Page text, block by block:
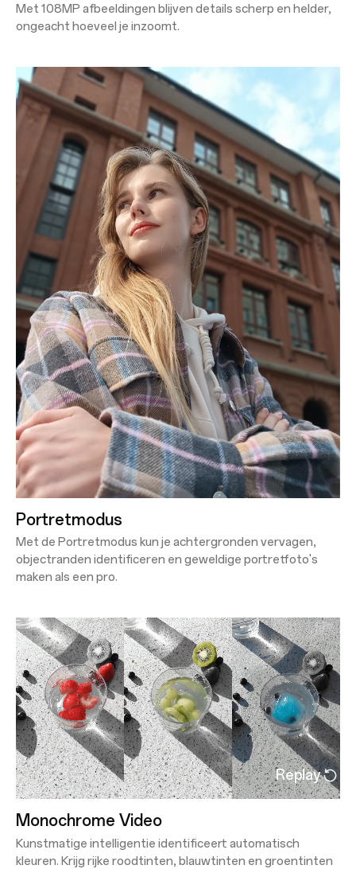
Met 108MP afbeeldingen blijven details scherp en helder,
ongeacht hoeveel je inzoomt.
Portretmodus
Met de Portretmodus kun je achtergronden vervagen,
objectranden identificeren en geweldige portretfoto's
maken als een pro.
Replay
Monochrome Video
Kunstmatige intelligentie identificeert automatisch
kleuren. Krijg rijke roodtinten, blauwtinten en groentinten